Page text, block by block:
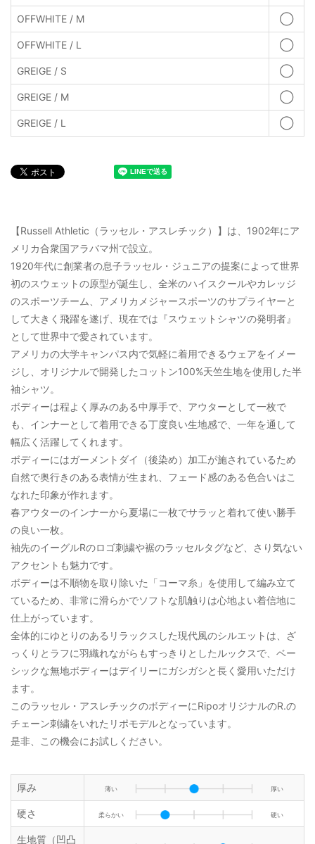
OFFWHITE / M ◯
OFFWHITE / L ◯
GREIGE / S ◯
GREIGE / M ◯
GREIGE / L ◯
【Russell Athletic（ラッセル・アスレチック）】は、1902年にア
メリカ合衆国アラバマ州で設立。
1920年代に創業者の息子ラッセル・ジュニアの提案によって世界
初のスウェットの原型が誕生し、全米のハイスクールやカレッジ
のスポーツチーム、アメリカメジャースポーツのサプライヤーと
して大きく飛躍を遂げ、現在では『スウェットシャツの発明者』
として世界中で愛されています。
アメリカの大学キャンパス内で気軽に着用できるウェアをイメー
ジし、オリジナルで開発したコットン100%天竺生地を使用した半
袖シャツ。
ボディーは程よく厚みのある中厚手で、アウターとして一枚で
も、インナーとして着用できる丁度良い生地感で、一年を通して
幅広く活躍してくれます。
ボディーにはガーメントダイ（後染め）加工が施されているため
自然で奥行きのある表情が生まれ、フェード感のある色合いはこ
なれた印象が作れます。
春アウターのインナーから夏場に一枚でサラッと着れて使い勝手
の良い一枚。
袖先のイーグルRのロゴ刺繍や裾のラッセルタグなど、さり気ない
アクセントも魅力です。
ボディーは不順物を取り除いた「コーマ糸」を使用して編み立て
ているため、非常に滑らかでソフトな肌触りは心地よい着信地に
仕上がっています。
全体的にゆとりのあるリラックスした現代風のシルエットは、ざ
っくりとラフに羽織れながらもすっきりとしたルックスで、ベー
シックな無地ボディーはデイリーにガシガシと長く愛用いただけ
ます。
このラッセル・アスレチックのボディーにRipoオリジナルのR.の
チェーン刺繍をいれたリポモデルとなっています。
是非、この機会にお試しください。
厚み 薄い 厚い
硬さ 柔らかい 硬い
生地質（凹凸